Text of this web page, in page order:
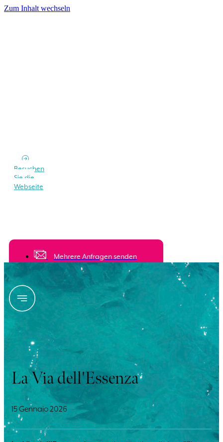
Zum Inhalt wechseln
Besuchen
Sie die
Webseite
Mehrere Anfragen senden
La Via dell'Essenza
15 Gennaio 2026